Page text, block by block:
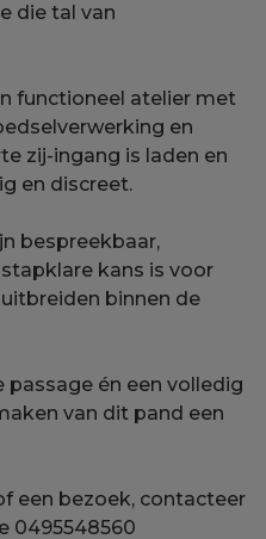
die tal van
functioneel atelier met
en
zij-ingang is laden en
en discreet.
bespreekbaar,
kans is voor
binnen de
én een volledig
van dit pand een
een bezoek, contacteer
0495548560